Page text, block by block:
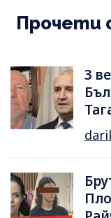
Прочети
3